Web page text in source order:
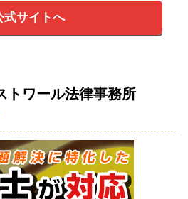
式サイトへ
トワール法律事務所